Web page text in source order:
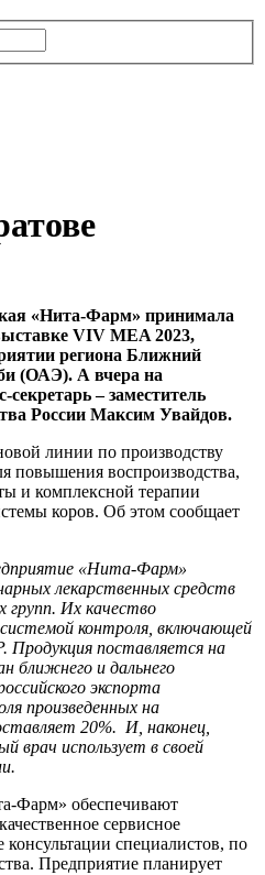
«Нита-Фарм» принимала
VIV MEA 2023,
региона Ближний
(ОАЭ). А вчера на
– заместитель
России Максим Увайдов.
линии по производству
повышения воспроизводства,
и комплексной терапии
коров. Об этом сообщает
«Нита-Фарм»
лекарственных средств
групп. Их качество
системой контроля, включающей
Продукция поставляется на
ближнего и дальнего
экспорта
произведенных на
20%. И, наконец,
врач использует в своей
Фарм» обеспечивают
сервисное
специалистов, по
Предприятие планирует